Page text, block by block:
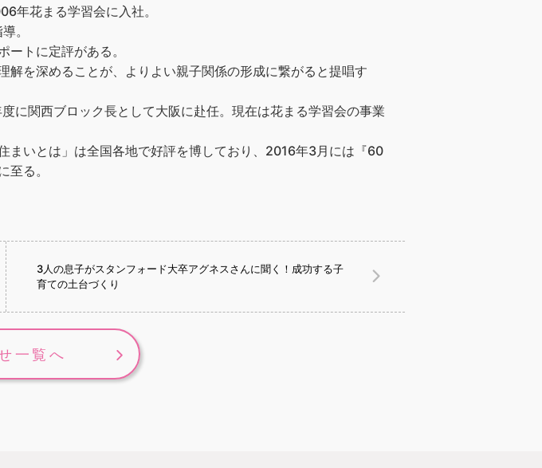
年花まる学習会に入社。
。
トに定評がある。
を深めることが、よりよい親子関係の形成に繋がると提唱す
に関西ブロック長として大阪に赴任。現在は花まる学習会の事業
まいとは」は全国各地で好評を博しており、2016年3月には『60
る。
3人の息子がスタンフォード大卒アグネスさんに聞く！成功する子
育ての土台づくり
一覧へ